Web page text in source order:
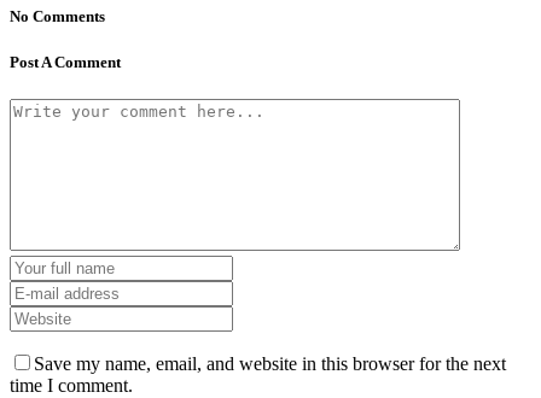
No Comments
Post A Comment
Save my name, email, and website in this browser for the next
time I comment.